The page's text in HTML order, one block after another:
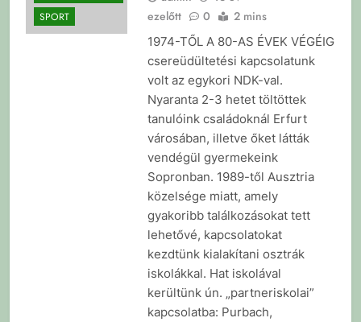
SPORT
ezelőtt
0 2 mins
1974-TŐL A 80-AS ÉVEK VÉGÉIG
csereüdültetési kapcsolatunk
volt az egykori NDK-val.
Nyaranta 2-3 hetet töltöttek
tanulóink családoknál Erfurt
városában, illetve őket látták
vendégül gyermekeink
Sopronban. 1989-től Ausztria
közelsége miatt, amely
gyakoribb találkozásokat tett
lehetővé, kapcsolatokat
kezdtünk kialakítani osztrák
iskolákkal. Hat iskolával
kerültünk ún. „partneriskolai”
kapcsolatba: Purbach,